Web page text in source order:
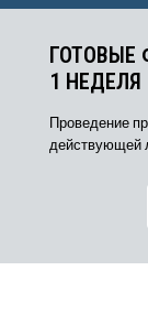
ГОТОВЫЕ
1 НЕДЕЛЯ
Проведение
действующей